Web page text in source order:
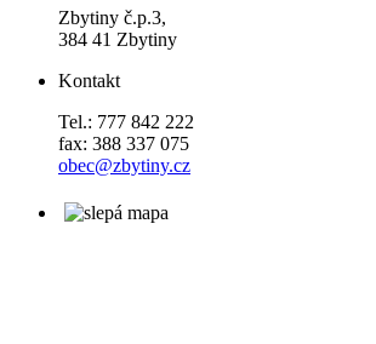
Zbytiny č.p.3,
384 41 Zbytiny
Kontakt
Tel.: 777 842 222
fax: 388 337 075
obec@zbytiny.cz